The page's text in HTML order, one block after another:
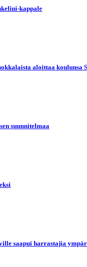
kappale
aloittaa koulunsa
suunnitelmaa
saapui harrastajia